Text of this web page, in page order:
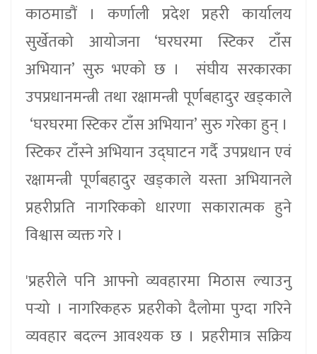
काठमाडौं । कर्णाली प्रदेश प्रहरी कार्यालय
सुर्खेतको आयोजना ‘घरघरमा स्टिकर टाँस
अभियान’ सुरु भएको छ । संघीय सरकारका
उपप्रधानमन्त्री तथा रक्षामन्त्री पूर्णबहादुर खड्काले
‘घरघरमा स्टिकर टाँस अभियान’ सुरु गरेका हुन् ।
स्टिकर टाँस्ने अभियान उद्घाटन गर्दै उपप्रधान एवं
रक्षामन्त्री पूर्णबहादुर खड्काले यस्ता अभियानले
प्रहरीप्रति नागरिकको धारणा सकारात्मक हुने
विश्वास व्यक्त गरे ।
'प्रहरीले पनि आफ्नो व्यवहारमा मिठास ल्याउनु
पर्‍यो । नागरिकहरु प्रहरीको दैलोमा पुग्दा गरिने
व्यवहार बदल्न आवश्यक छ । प्रहरीमात्र सक्रिय